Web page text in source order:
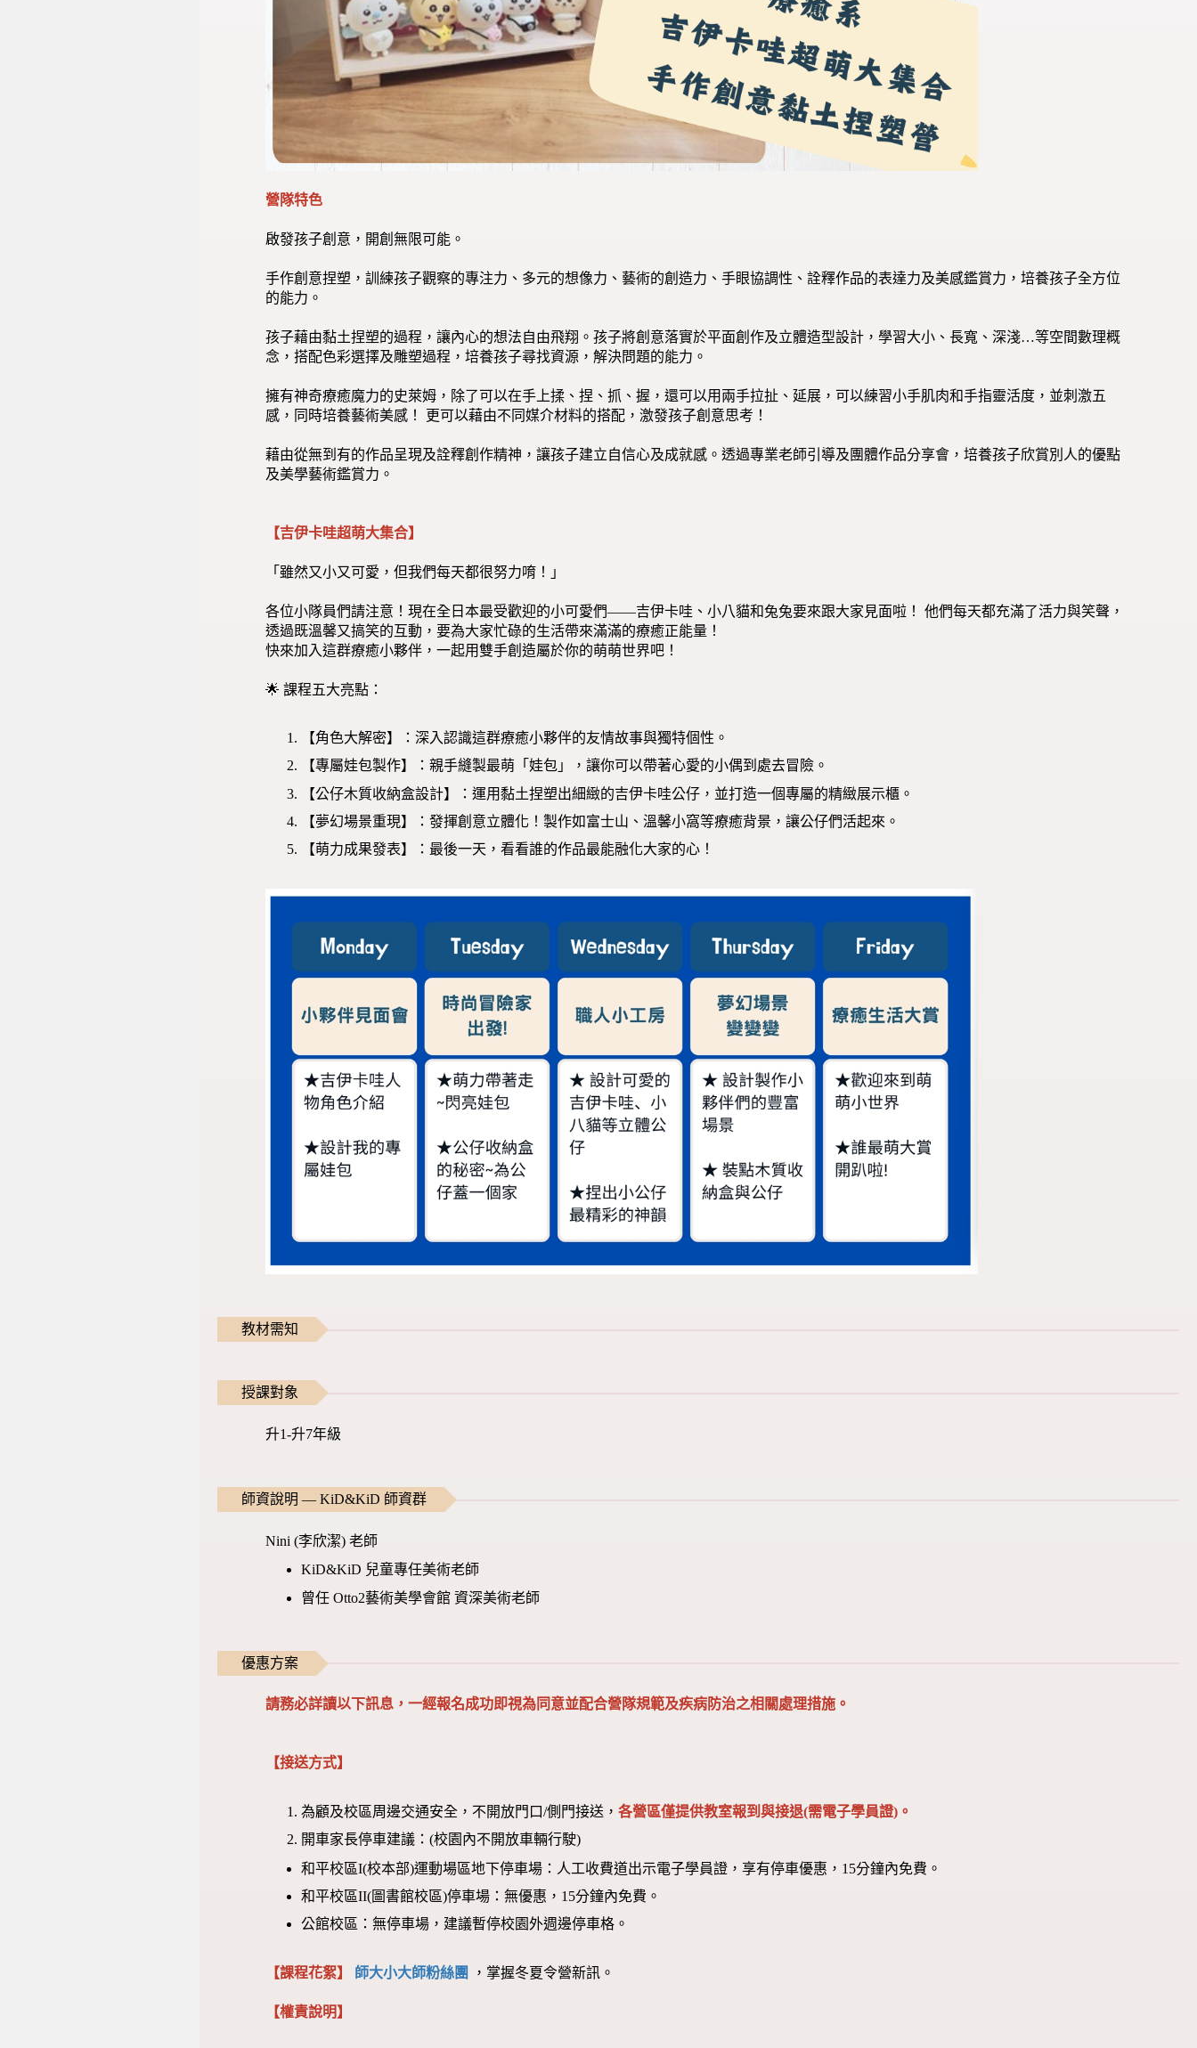
營隊特色
啟發孩子創意，開創無限可能。
手作創意捏塑，訓練孩子觀察的專注力、多元的想像力、藝術的創造力、手眼協調性、詮釋作品的表達力及美感鑑賞力，培養孩子全方位
的能力。
孩子藉由黏土捏塑的過程，讓內心的想法自由飛翔。孩子將創意落實於平面創作及立體造型設計，學習大小、長寬、深淺…等空間數理概
念，搭配色彩選擇及雕塑過程，培養孩子尋找資源，解決問題的能力。
擁有神奇療癒魔力的史萊姆，除了可以在手上揉、捏、抓、握，還可以用兩手拉扯、延展，可以練習小手肌肉和手指靈活度，並刺激五
感，同時培養藝術美感！ 更可以藉由不同媒介材料的搭配，激發孩子創意思考！
藉由從無到有的作品呈現及詮釋創作精神，讓孩子建立自信心及成就感。透過專業老師引導及團體作品分享會，培養孩子欣賞別人的優點
及美學藝術鑑賞力。
【吉伊卡哇超萌大集合】
「雖然又小又可愛，但我們每天都很努力唷！」
各位小隊員們請注意！現在全日本最受歡迎的小可愛們——吉伊卡哇、小八貓和兔兔要來跟大家見面啦！ 他們每天都充滿了活力與笑聲，
透過既溫馨又搞笑的互動，要為大家忙碌的生活帶來滿滿的療癒正能量！
快來加入這群療癒小夥伴，一起用雙手創造屬於你的萌萌世界吧！
🌟 課程五大亮點：
【角色大解密】：深入認識這群療癒小夥伴的友情故事與獨特個性。
【專屬娃包製作】：親手縫製最萌「娃包」，讓你可以帶著心愛的小偶到處去冒險。
【公仔木質收納盒設計】：運用黏土捏塑出細緻的吉伊卡哇公仔，並打造一個專屬的精緻展示櫃。
【夢幻場景重現】：發揮創意立體化！製作如富士山、溫馨小窩等療癒背景，讓公仔們活起來。
【萌力成果發表】：最後一天，看看誰的作品最能融化大家的心！
教材需知
授課對象
升1-升7年級
師資說明 — KiD&KiD 師資群
Nini (李欣潔) 老師
KiD&KiD 兒童專任美術老師
曾任 Otto2藝術美學會館 資深美術老師
優惠方案
請務必詳讀以下訊息，一經報名成功即視為同意並配合營隊規範及疾病防治之相關處理措施。
【接送方式】
為顧及校區周邊交通安全，不開放門口/側門接送，各營區僅提供教室報到與接退(需電子學員證)。
開車家長停車建議：(校園內不開放車輛行駛)
和平校區I(校本部)運動場區地下停車場：人工收費道出示電子學員證，享有停車優惠，15分鐘內免費。
和平校區II(圖書館校區)停車場：無優惠，15分鐘內免費。
公館校區：無停車場，建議暫停校園外週邊停車格。
【課程花絮】 師大小大師粉絲團 ，掌握冬夏令營新訊。
【權責說明】